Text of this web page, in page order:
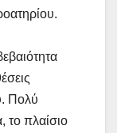
Πολύ
το πλαίσιο